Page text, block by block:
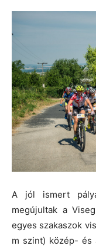
A jól ismert
megújultak a
egyes szakaszok
m szint) közép- és